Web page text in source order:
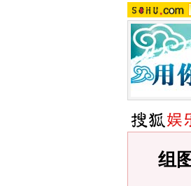
组